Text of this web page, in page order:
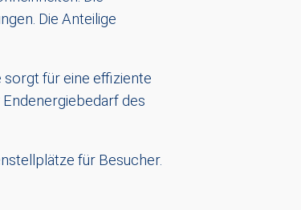
Die Anteilige
sorgt für eine effiziente
des
für Besucher.